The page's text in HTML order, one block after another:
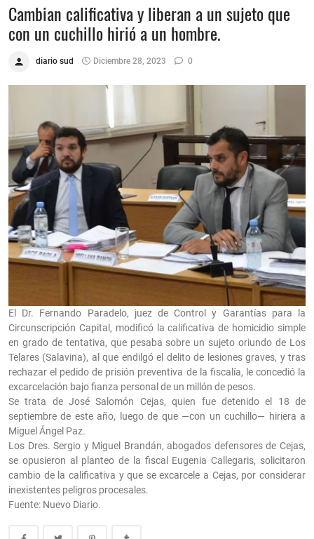
Cambian calificativa y liberan a un sujeto que
con un cuchillo hirió a un hombre.
diario sud Diciembre 28, 2023 0
El Dr. Fernando Paradelo, juez de Control y Garantías para la
Circunscripción Capital, modificó la calificativa de homicidio simple
en grado de tentativa, que pesaba sobre un sujeto oriundo de Los
Telares (Salavina), al que endilgó el delito de lesiones graves, y tras
rechazar el pedido de prisión preventiva de la fiscalía, le concedió la
excarcelación bajo fianza personal de un millón de pesos.
Se trata de José Salomón Cejas, quien fue detenido el 18 de
septiembre de este año, luego de que —con un cuchillo— hiriera a
Miguel Ángel Paz.
Los Dres. Sergio y Miguel Brandán, abogados defensores de Cejas,
se opusieron al planteo de la fiscal Eugenia Callegaris, solicitaron
cambio de la calificativa y que se excarcele a Cejas, por considerar
inexistentes peligros procesales.
Fuente: Nuevo Diario.